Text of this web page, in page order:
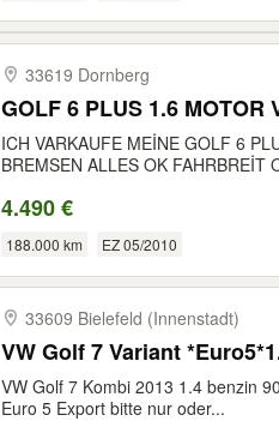
33619 Dornberg
GOLF 6 PLUS 1.6 MOTOR
ICH VARKAUFE MEİNE GOLF 6
BREMSEN ALLES OK FAHRBREİT
4.490 €
188.000 km EZ 05/2010
33609 Bielefeld (Innenstadt)
VW Golf 7 Variant
VW Golf 7 Kombi 2013 1.4 benzin
Euro 5 Export bitte nur oder...